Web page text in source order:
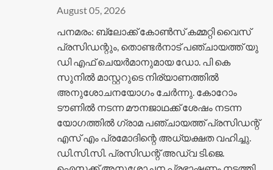
August 05, 2026
പനമരം: ബ്ലോക്ക് കോണ്‍സ് കമ്മറ്റി വൈസ്
പ്രസിഡന്റും, തൊണ്ടര്‍നാട് പഞ്ചായത്ത് യു
ഡി എഫ് ചെയര്‍മാനുമായ ഡോ. പി കെ
സുനില്‍ മാസ്റ്ററുടെ നിര്യാണത്തില്‍
അനുശോചനയോഗം ചേര്‍ന്നു. കോറോം
ടൗണില്‍ നടന്ന മൗനജാഥക്ക് ശേഷം നടന്ന
യോഗത്തില്‍ ഗ്രാമ പഞ്ചായത്ത് പ്രസിഡന്റ്
എസ് എം പ്രമോദിന്റെ അധ്യക്ഷത വഹിച്ചു.
ഡി.സി.സി. പ്രസിഡന്റ് അഡ്വ ടി.ജെ.